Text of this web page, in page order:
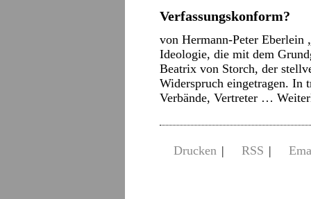
Verfassungskonform?
von Hermann-Peter Eberlein
Ideologie, die mit dem
Beatrix von Storch, der
Widerspruch eingetragen. In
Verbände, Vertreter …
Drucken | RSS |